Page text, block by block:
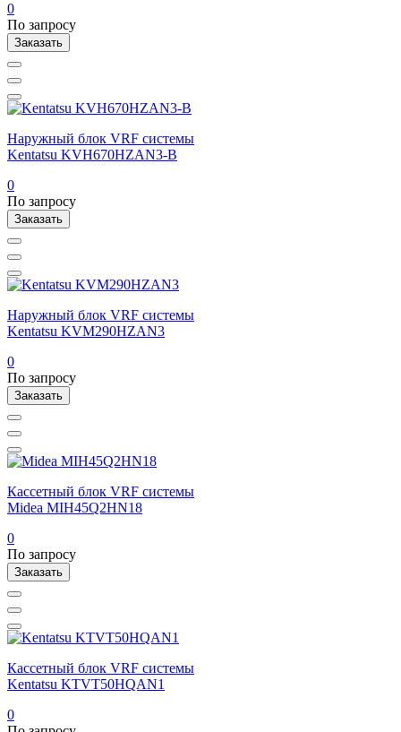
0
По запросу
Заказать
Наружный блок VRF системы
Kentatsu KVH670HZAN3-B
0
По запросу
Заказать
Наружный блок VRF системы
Kentatsu KVM290HZAN3
0
По запросу
Заказать
Кассетный блок VRF системы
Midea MIH45Q2HN18
0
По запросу
Заказать
Кассетный блок VRF системы
Kentatsu KTVT50HQAN1
0